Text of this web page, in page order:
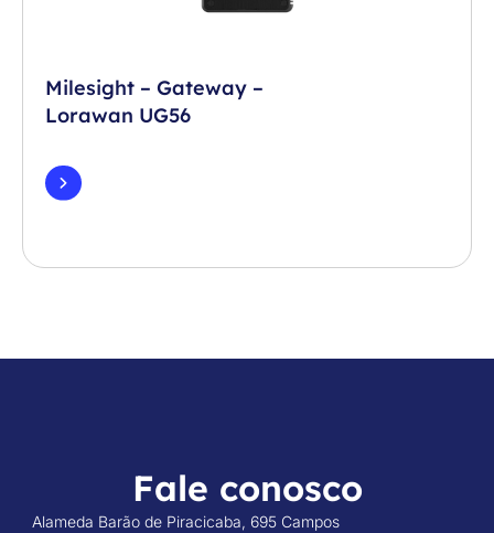
Milesight – Gateway –
Lorawan UG56
Fale conosco
Alameda Barão de Piracicaba, 695 Campos